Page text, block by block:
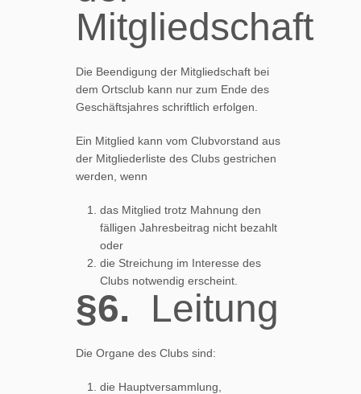
Mitgliedschaft
Die Beendigung der Mitgliedschaft bei
dem Ortsclub kann nur zum Ende des
Geschäftsjahres schriftlich erfolgen.
Ein Mitglied kann vom Clubvorstand aus
der Mitgliederliste des Clubs gestrichen
werden, wenn
das Mitglied trotz Mahnung den
fälligen Jahresbeitrag nicht bezahlt
oder
die Streichung im Interesse des
Clubs notwendig erscheint.
§6. Leitung
Die Organe des Clubs sind:
die Hauptversammlung,